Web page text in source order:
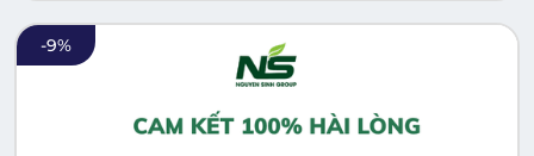
-9%